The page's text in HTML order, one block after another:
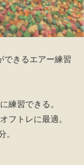
できるエアー練習
練習できる。
フトレに最適。
。